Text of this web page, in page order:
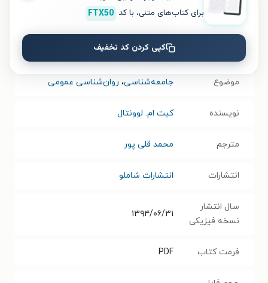
نام کتاب مقدمه ای کوتاه بر روانشناسی دین
عنوان در زبان
A short Introduction The Psychology
Of Religious
موضوع جامعه‌شناسی، روان‌شناسی عمومی
نویسنده کیت ام. لوونتال
مترجم محمد قلی پور
انتشارات انتشارات شاملو
سال انتشار
نسخه فیزیکی
۱۳۹۴/۰۶/۳۱
فرمت کتاب PDF
برای کتاب‌های متنی، با کد FTX50
کپی کردن کد تخفیف